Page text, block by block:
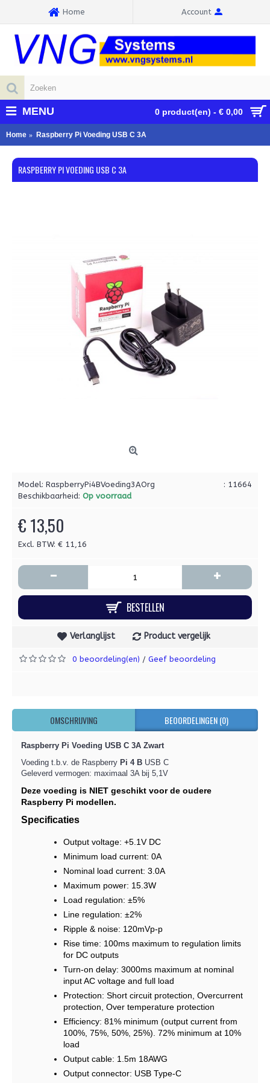
Home Account
0 product(en) - € 0,00
MENU
Home Raspberry Pi Voeding USB C 3A
RASPBERRY PI VOEDING USB C 3A
: 11664
Model: RaspberryPi4BVoeding3AOrg
Beschikbaarheid: Op voorraad
€ 13,50
Excl. BTW: € 11,16
- +
BESTELLEN
Verlanglijst Product vergelijk
0 beoordeling(en) / Geef beoordeling
OMSCHRIJVING BEOORDELINGEN (0)
Raspberry Pi Voeding USB C 3A Zwart
Voeding t.b.v. de Raspberry Pi 4 B USB C
Geleverd vermogen: maximaal 3A bij 5,1V
Deze voeding is NIET geschikt voor de oudere
Raspberry Pi modellen.
Specificaties
Output voltage: +5.1V DC
Minimum load current: 0A
Nominal load current: 3.0A
Maximum power: 15.3W
Load regulation: ±5%
Line regulation: ±2%
Ripple & noise: 120mVp-p
Rise time: 100ms maximum to regulation limits
for DC outputs
Turn-on delay: 3000ms maximum at nominal
input AC voltage and full load
Protection: Short circuit protection, Overcurrent
protection, Over temperature protection
Efficiency: 81% minimum (output current from
100%, 75%, 50%, 25%). 72% minimum at 10%
load
Output cable: 1.5m 18AWG
Output connector: USB Type-C